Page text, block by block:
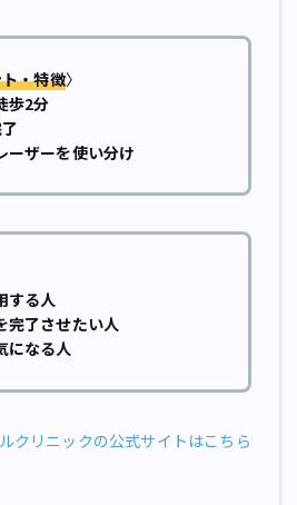
・特徴〉
歩2分
ーザーを使い分け
する人
完了させたい人
になる人
クリニックの公式サイトはこちら